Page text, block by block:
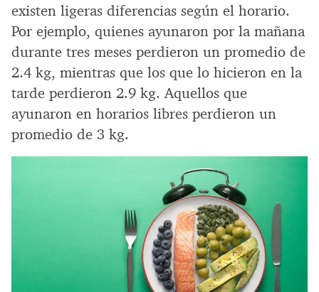
existen ligeras diferencias según el horario.
Por ejemplo, quienes ayunaron por la mañana
durante tres meses perdieron un promedio de
2.4 kg, mientras que los que lo hicieron en la
tarde perdieron 2.9 kg. Aquellos que
ayunaron en horarios libres perdieron un
promedio de 3 kg.